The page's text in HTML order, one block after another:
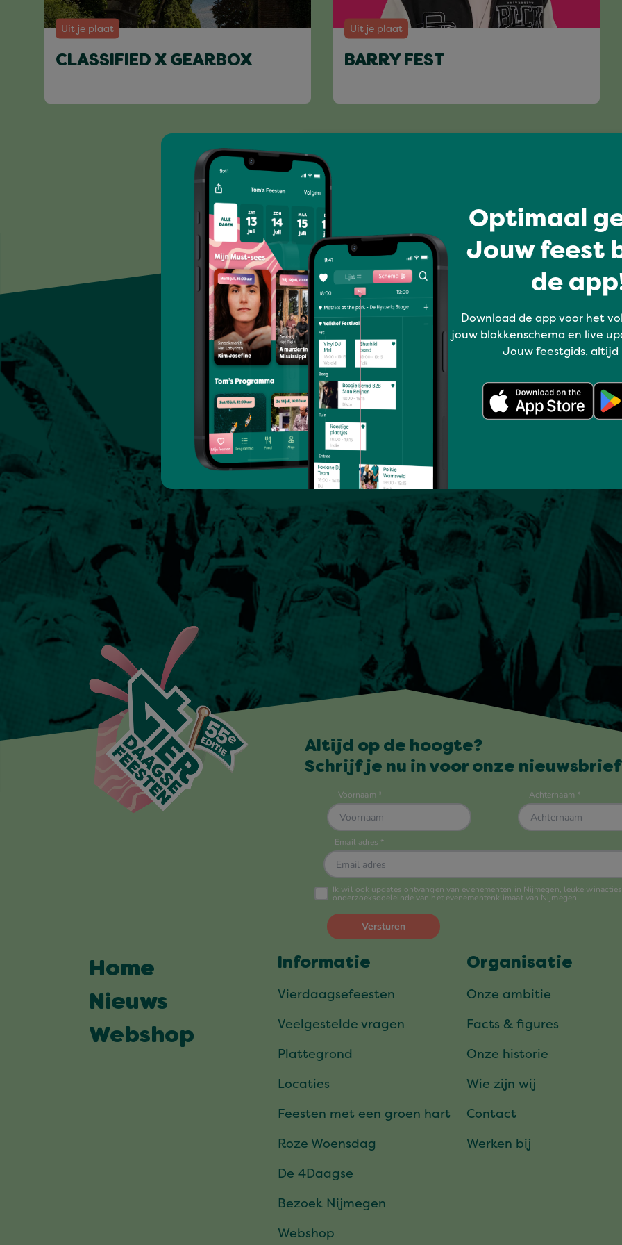
Uit je plaat
CLASSIFIED X GEARBOX
Uit je plaat
BARRY FEST
Optimaal
Jouw feest
de
Download de app voor het
jouw blokkenschema en live
Jouw feestgids, altijd
Altijd op de hoogte?
Schrijf je nu in voor onze
Home
Nieuws
Webshop
Informatie
Vierdaagsefeesten
Veelgestelde vragen
Plattegrond
Locaties
Feesten met een groen hart
Roze Woensdag
De 4Daagse
Bezoek Nijmegen
Webshop
Organisatie
Onze ambitie
Facts & figures
Onze historie
Wie zijn wij
Contact
Werken bij